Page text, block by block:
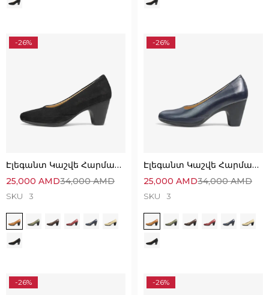
-26%
Էլեգանտ Կաշվե Հարմարավետ Կոշիկներ
34,000AMD
25,000 AMD
SKU 3
-26%
Էլեգանտ Կաշվե Հարմարավետ Կոշիկներ
34,000AMD
25,000 AMD
SKU 3
-26% -26%